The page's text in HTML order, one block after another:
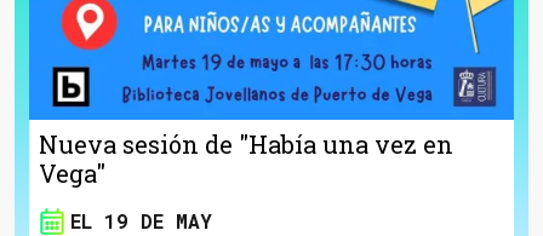
Nueva sesión de "Había una vez en
Vega"
EL 19 DE MAY